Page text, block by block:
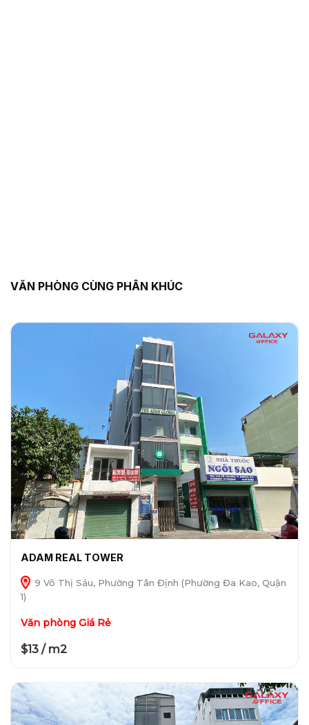
VĂN PHÒNG CÙNG PHÂN KHÚC
ADAM REAL TOWER
9 Võ Thị Sáu, Phường Tân Định (Phường Đa Kao, Quận
1)
Văn phòng Giá Rẻ
$13 / m2